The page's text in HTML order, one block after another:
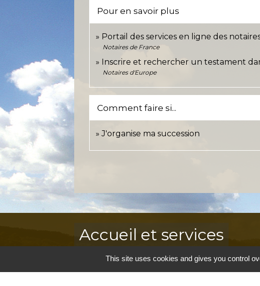
Pour en savoir plus
Portail des services en ligne des
Notaires de France
Inscrire et rechercher un testament
Notaires d'Europe
Comment faire si...
J'organise ma succession
Accueil et services
Commune de Correns
This site uses cookies and gives you control